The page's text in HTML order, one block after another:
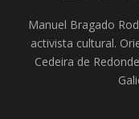
Manuel Bragado
activista cultural.
Cedeira de